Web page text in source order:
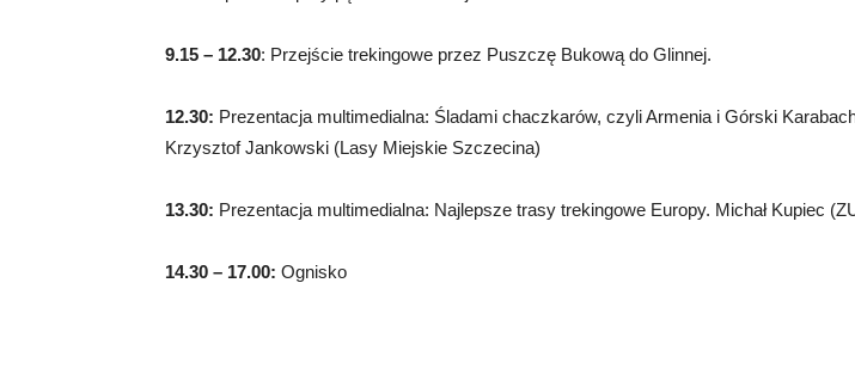
9.15 – 12.30: Przejście trekingowe przez Puszczę Bukową do Glinnej.
12.30: Prezentacja multimedialna: Śladami chaczkarów, czyli Armenia i Górski
Krzysztof Jankowski (Lasy Miejskie Szczecina)
13.30: Prezentacja multimedialna: Najlepsze trasy trekingowe Europy. Michał Kupiec
14.30 – 17.00: Ognisko